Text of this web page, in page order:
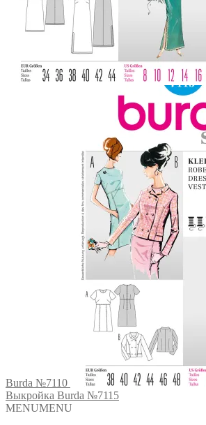
Burda №7110
Выкройка Burda №7115
MENUMENU